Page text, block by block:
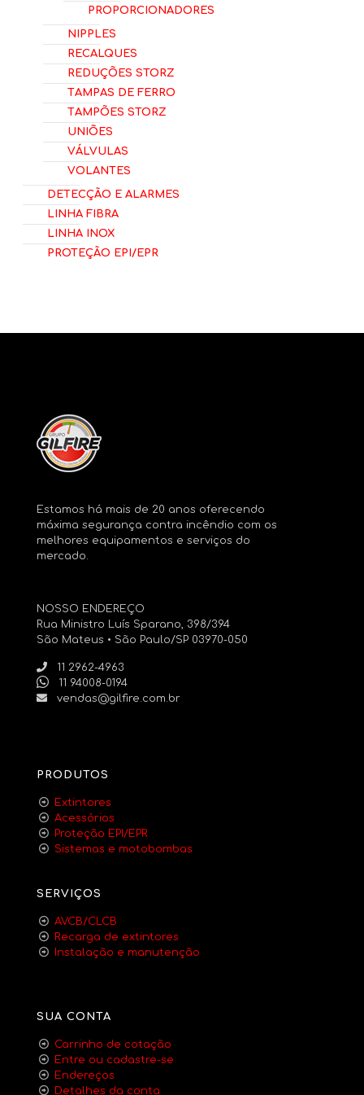
Proporcionadores
Nipples
Recalques
Reduções Storz
Tampas de Ferro
Tampões Storz
Uniões
Válvulas
Volantes
Detecção e Alarmes
Linha Fibra
Linha Inox
Proteção EPI/EPR
Estamos há mais de 20 anos oferecendo
máxima segurança contra incêndio com os
melhores equipamentos e serviços do
mercado.
NOSSO ENDEREÇO
Rua Ministro Luís Sparano, 398/394
São Mateus • São Paulo/SP 03970-050
11 2962-4963
11 94008-0194
vendas@gilfire.com.br
PRODUTOS
Extintores
Acessórios
Proteção EPI/EPR
Sistemas e motobombas
SERVIÇOS
AVCB/CLCB
Recarga de extintores
Instalação e manutenção
SUA CONTA
Carrinho de cotação
Entre ou cadastre-se
Endereços
Detalhes da conta